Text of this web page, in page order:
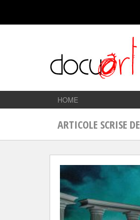
HOME
ARTICOLE SCRISE DE